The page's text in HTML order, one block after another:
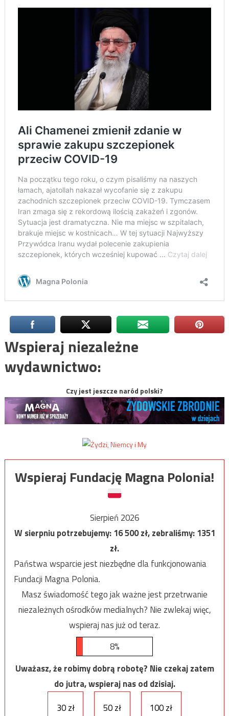
Wspieraj niezależne
wydawnictwo:
Czy jest jeszcze naród polski?
Wspieraj Fundację Magna Polonia!
Sierpień 2026
W sierpniu potrzebujemy:16 500zł, zebraliśmy:1351
zł.
Państwa wsparcie jest niezbędne dla funkcjonowania
Fundacji Magna Polonia.
Masz świadomość tego jak ważne jest przetrwanie
niezależnych ośrodków medialnych? Nie zwlekaj więc,
wspieraj nas już od teraz.
8%
Uważasz, że robimy dobrą robotę? Nie czekaj zatem
do jutra, wspieraj nas od dzisiaj.
30 zł
50 zł 100 zł